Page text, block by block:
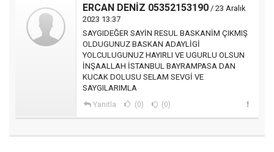
ERCAN DENİZ 05352153190 / 23 Aralık
2023 13:37
SAYGIDEĞER SAYİN RESUL BASKANİM ÇIKMIŞ
OLDUGUNUZ BASKAN ADAYLİGİ
YOLCULUGUNUZ HAYIRLI VE UGURLU OLSUN
İNŞAALLAH İSTANBUL BAYRAMPASA DAN
KUCAK DOLUSU SELAM SEVGİ VE
SAYGILARIMLA
Yanıtla (0) (0)